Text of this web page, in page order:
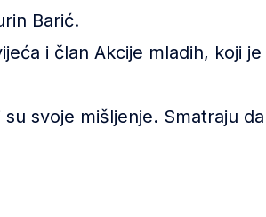
Barić.
i član Akcije mladih, koji je
svoje mišljenje. Smatraju da